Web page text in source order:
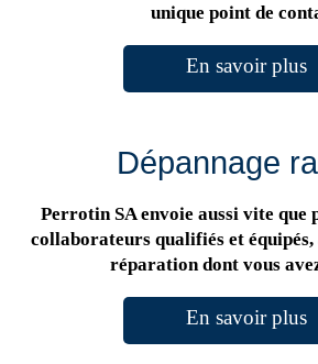
unique point de
En savoir plus
Dépannage
Perrotin SA envoie aussi vite que
collaborateurs qualifiés et
réparation dont vous
En savoir plus